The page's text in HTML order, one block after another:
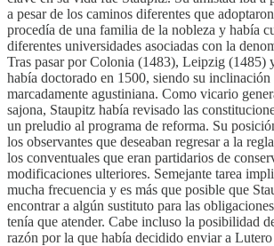
a pesar de los caminos diferentes que
procedía de una familia de la nobleza y había
diferentes universidades asociadas con la
Tras pasar por Colonia (1483), Leipzig (1485)
había doctorado en 1500, siendo su inclinación
marcadamente agustiniana. Como vicario
sajona, Staupitz había revisado las
un preludio al programa de reforma. Su
los observantes que deseaban regresar a la
los conventuales que eran partidarios de
modificaciones ulteriores. Semejante tarea
mucha frecuencia y es más que posible que
encontrar a algún sustituto para las
tenía que atender. Cabe incluso la posibilidad
razón por la que había decidido enviar a